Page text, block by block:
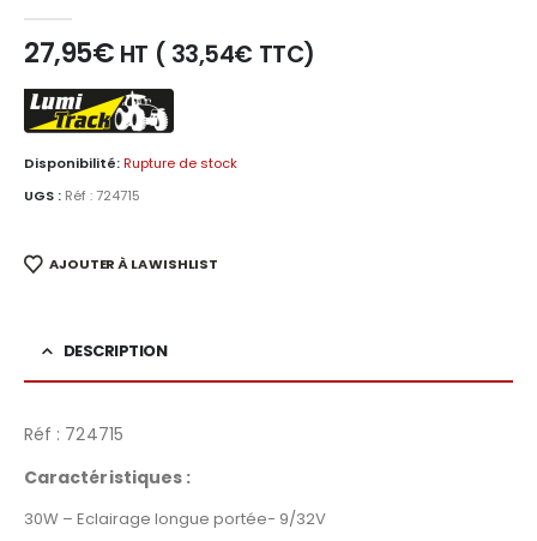
27,95€ HT ( 33,54€ TTC)
Disponibilité:Rupture de stock
UGS : Réf : 724715
AJOUTER À LA WISHLIST
DESCRIPTION
Réf : 724715
Caractéristiques :
30W – Eclairage longue portée- 9/32V